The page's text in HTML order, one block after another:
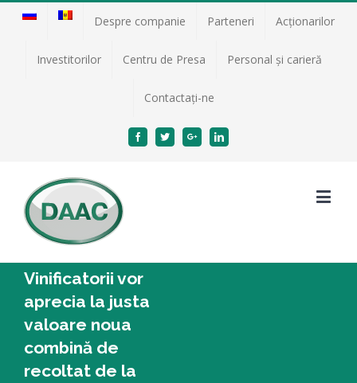
Despre companie Parteneri Acţionarilor
Investitorilor Centru de Presa Personal și carieră
Contactați-ne
FacebookTwitterGoogle+Linkedin
Vinificatorii vor
aprecia la justa
valoare noua
combină de
recoltat de la